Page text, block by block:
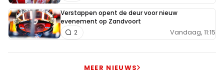
Verstappen opent de deur voor nieuw
evenement op Zandvoort
Vandaag, 11:15
2
MEER NIEUWS